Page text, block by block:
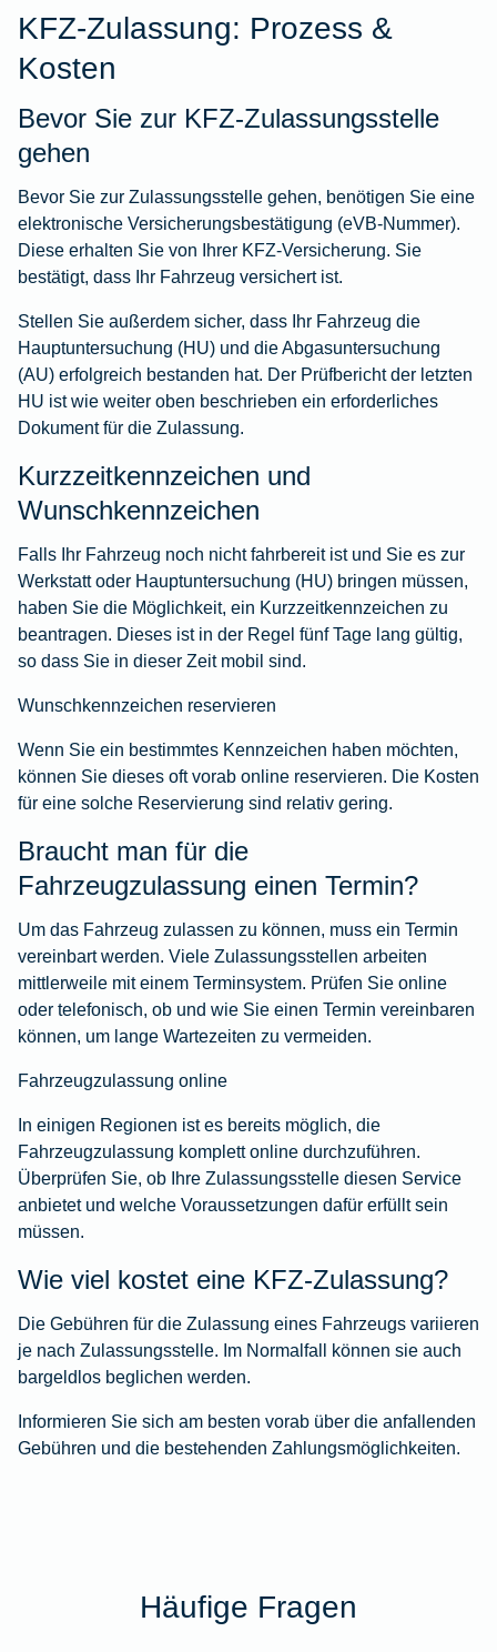
KFZ-Zulassung: Prozess &
Kosten
Bevor Sie zur KFZ-Zulassungsstelle
gehen
Bevor Sie zur Zulassungsstelle gehen, benötigen Sie eine
elektronische Versicherungsbestätigung (eVB-Nummer).
Diese erhalten Sie von Ihrer KFZ-Versicherung. Sie
bestätigt, dass Ihr Fahrzeug versichert ist.
Stellen Sie außerdem sicher, dass Ihr Fahrzeug die
Hauptuntersuchung (HU) und die Abgasuntersuchung
(AU) erfolgreich bestanden hat. Der Prüfbericht der letzten
HU ist wie weiter oben beschrieben ein erforderliches
Dokument für die Zulassung.
Kurzzeitkennzeichen und
Wunschkennzeichen
Falls Ihr Fahrzeug noch nicht fahrbereit ist und Sie es zur
Werkstatt oder Hauptuntersuchung (HU) bringen müssen,
haben Sie die Möglichkeit, ein Kurzzeitkennzeichen zu
beantragen. Dieses ist in der Regel fünf Tage lang gültig,
so dass Sie in dieser Zeit mobil sind.
Wunschkennzeichen reservieren
Wenn Sie ein bestimmtes Kennzeichen haben möchten,
können Sie dieses oft vorab online reservieren. Die Kosten
für eine solche Reservierung sind relativ gering.
Braucht man für die
Fahrzeugzulassung einen Termin?
Um das Fahrzeug zulassen zu können, muss ein Termin
vereinbart werden. Viele Zulassungsstellen arbeiten
mittlerweile mit einem Terminsystem. Prüfen Sie online
oder telefonisch, ob und wie Sie einen Termin vereinbaren
können, um lange Wartezeiten zu vermeiden.
Fahrzeugzulassung online
In einigen Regionen ist es bereits möglich, die
Fahrzeugzulassung komplett online durchzuführen.
Überprüfen Sie, ob Ihre Zulassungsstelle diesen Service
anbietet und welche Voraussetzungen dafür erfüllt sein
müssen.
Wie viel kostet eine KFZ-Zulassung?
Die Gebühren für die Zulassung eines Fahrzeugs variieren
je nach Zulassungsstelle. Im Normalfall können sie auch
bargeldlos beglichen werden.
Informieren Sie sich am besten vorab über die anfallenden
Gebühren und die bestehenden Zahlungsmöglichkeiten.
Häufige Fragen